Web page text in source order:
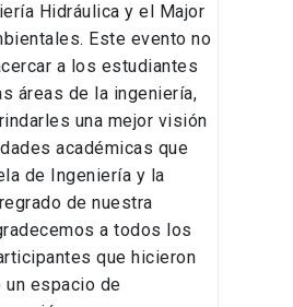
Hidráulica y el Major
Este evento no
a los estudiantes
áreas de la ingeniería,
una mejor visión
académicas que
de Ingeniería y la
de nuestra
a todos los
que hicieron
espacio de